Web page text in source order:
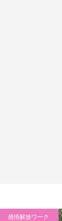
感情解放ワーク